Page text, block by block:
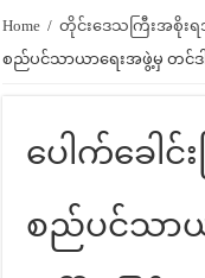
Home / တိုင်းဒေသကြီးအစိုးရ
စည်ပင်သာယာရေးအဖွဲ့မှ တင်ဒါ
ပေါက်ခေါင်
စည်ပင်သာယ